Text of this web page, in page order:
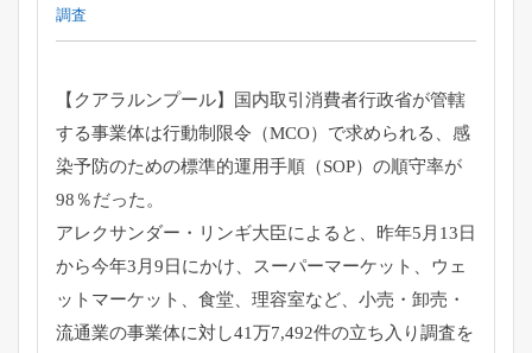
調査
【クアラルンプール】
国内取引消費者行政省が管轄
する事業体は行動制限令（MCO） で求められる、感
染予防のための標準的運用手順（SOP） の順守率が
98％だった。
アレクサンダー・リンギ大臣によると、
昨年5月13日
から今年3月9日にかけ、スーパーマーケット、 ウェ
ットマーケット、食堂、理容室など、小売・卸売・
流通業の事業体に対し41万7,492件の立ち入り調査を